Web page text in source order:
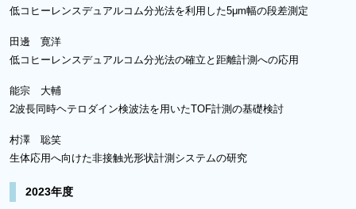
低コヒーレンスデュアルコム分光法を利用した5μm幅の段差測定
田邊 寛洋
低コヒーレンスデュアルコム分光法の確立と距離計測への応用
能宗 大輔
2波長同時ヘテロダイン検波法を用いたTOF計測の基礎検討
村澤 聡笑
生体応用へ向けた非接触光形状計測システムの研究
2023年度